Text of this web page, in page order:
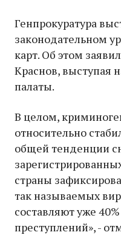
Генпрокуратура
законодательном
карт. Об этом
Краснов, выступая
палаты.
В целом,
относительно
общей тенденции
страны
так называемых
составляют уже
преступлений», -